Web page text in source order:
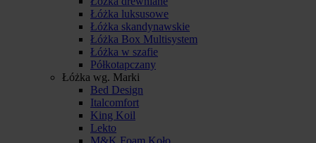
Łóżka luksusowe
Łóżka skandynawskie
Łóżka Box Multisystem
Łóżka w szafie
Półkotapczany
Łóżka wg. Marki
Bed Design
Italcomfort
King Koil
Lekto
M&K Foam Koło